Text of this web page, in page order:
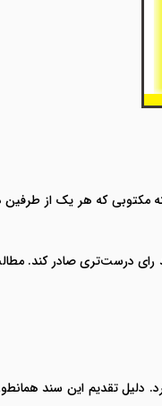
که هر یک از طرفین
رای درست‌تری صادر کند.
تقدیم این سند